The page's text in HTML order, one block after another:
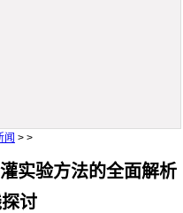
闻 > >
实验方法的全面解析
讨